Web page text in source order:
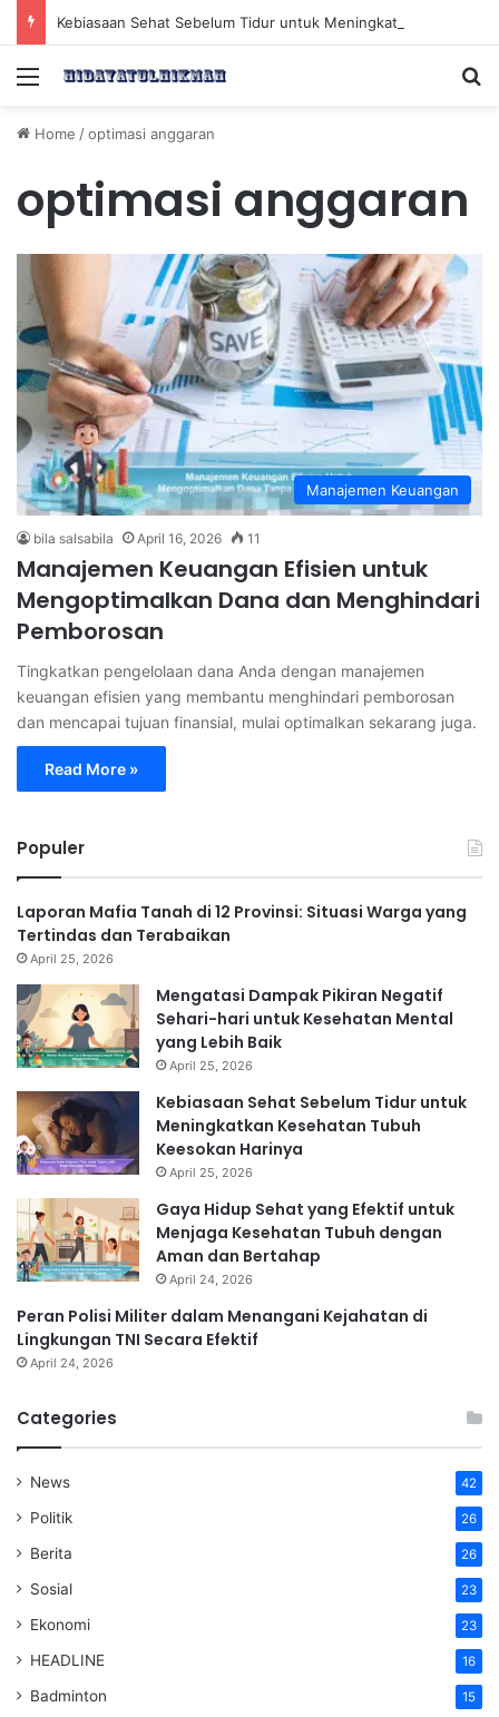
Menu
Home /optimasi anggaran
optimasi anggaran
Manajemen Keuangan
bila salsabila April 16, 2026 11
Manajemen Keuangan Efisien untuk
Mengoptimalkan Dana dan Menghindari
Pemborosan
Tingkatkan pengelolaan dana Anda dengan manajemen
keuangan efisien yang membantu menghindari pemborosan
dan mencapai tujuan finansial, mulai optimalkan sekarang juga.
Read More »
Populer
Laporan Mafia Tanah di 12 Provinsi: Situasi Warga yang
Tertindas dan Terabaikan
April 25, 2026
Mengatasi Dampak Pikiran Negatif
Sehari-hari untuk Kesehatan Mental
yang Lebih Baik
April 25, 2026
Kebiasaan Sehat Sebelum Tidur untuk
Meningkatkan Kesehatan Tubuh
Keesokan Harinya
April 25, 2026
Gaya Hidup Sehat yang Efektif untuk
Menjaga Kesehatan Tubuh dengan
Aman dan Bertahap
April 24, 2026
Peran Polisi Militer dalam Menangani Kejahatan di
Lingkungan TNI Secara Efektif
April 24, 2026
Categories
News 42
Politik 26
Berita 26
Sosial 23
Ekonomi 23
HEADLINE 16
Badminton 15